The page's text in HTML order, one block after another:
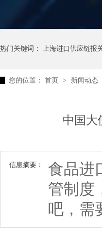
热门关键词： 上海进口供应链报
您的位置： 首页 > 新闻动态
中国大
信息摘要：
食品进
管制度
吧，需